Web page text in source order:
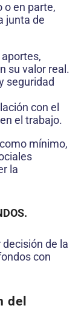
o en parte,
junta de
su valor real.
seguridad
con el
el trabajo.
mínimo,
la
de la
con
del